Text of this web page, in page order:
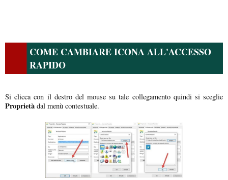
COME CAMBIARE ICONA ALL'ACCESSO
RAPIDO
Si clicca con il destro del mouse su tale collegamento quindi si sceglie
Proprietà dal menù contestuale.